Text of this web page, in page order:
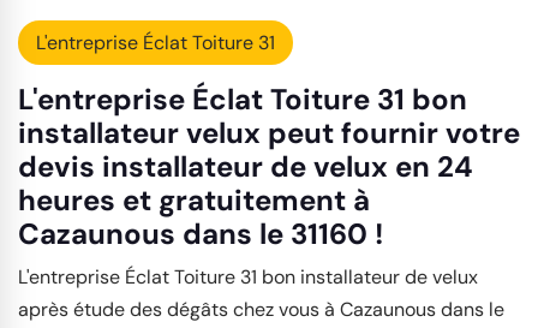
L'entreprise Éclat Toiture 31
L'entreprise Éclat Toiture 31 bon
installateur velux peut fournir votre
devis installateur de velux en 24
heures et gratuitement à
Cazaunous dans le 31160 !
L'entreprise Éclat Toiture 31 bon installateur de velux
après étude des dégâts chez vous à Cazaunous dans le